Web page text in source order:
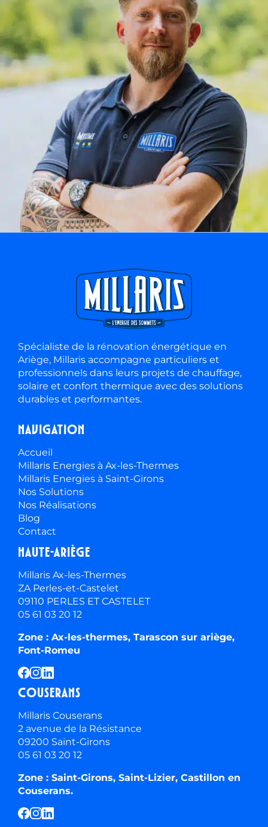
Spécialiste de la rénovation énergétique en
Ariège, Millaris accompagne particuliers et
professionnels dans leurs projets de chauffage,
solaire et confort thermique avec des solutions
durables et performantes.
Navigation
Accueil
Millaris Energies à Ax-les-Thermes
Millaris Energies à Saint-Girons
Nos Solutions
Nos Réalisations
Blog
Contact
Haute-ariège
Millaris Ax-les-Thermes
ZA Perles-et-Castelet
09110 PERLES ET CASTELET
05 61 03 20 12
Zone : Ax-les-thermes, Tarascon sur ariège,
Font-Romeu
Couserans
Millaris Couserans
2 avenue de la Résistance
09200 Saint-Girons
05 61 03 20 12
Zone : Saint-Girons, Saint-Lizier, Castillon en
Couserans.